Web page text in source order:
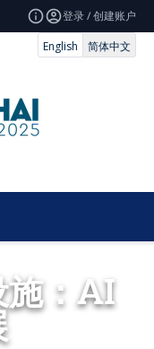
登录 / 创建账户
English
简体中文
施：AI